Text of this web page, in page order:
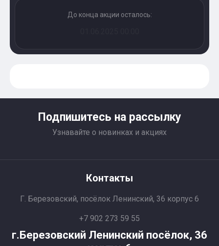
До конца акции осталось:
Подпишитесь на рассылку
Узнавайте о новинках и акциях
Контакты
Г. Березовский, посёлок Ленинский, 36 корпус 6
+7 902 273 59 55
г.Березовский Ленинский посёлок, 36